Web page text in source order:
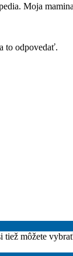
Moja
to odpovedať.
môžete